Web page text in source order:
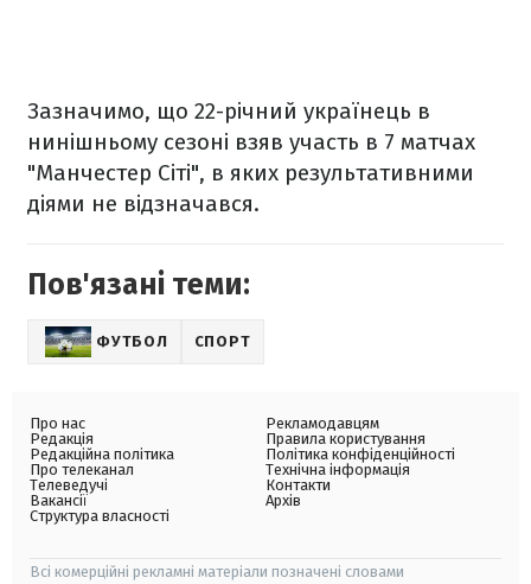
Зазначимо, що 22-річний українець в
нинішньому сезоні взяв участь в 7 матчах
"Манчестер Сіті", в яких результативними
діями не відзначався.
Пов'язані теми:
ФУТБОЛ СПОРТ
Про нас
Редакція
Редакційна політика
Про телеканал
Телеведучі
Вакансії
Структура власності
Рекламодавцям
Правила користування
Політика конфіденційності
Технічна інформація
Контакти
Архів
Всі комерційні рекламні матеріали позначені словами